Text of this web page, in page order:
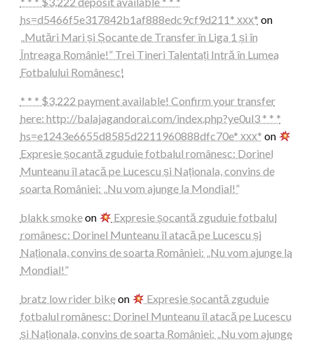
hs=d5466f5e317842b1af888edc9cf9d211* ххх* on
„Mutări Mari și Șocante de Transfer în Liga 1 și în
Întreaga Românie!” Trei Tineri Talentați Intră în Lumea
Fotbalului Românesc!
* * * $3,222 payment available! Confirm your transfer
here: http://balajagandorai.com/index.php?ye0ul3 * * *
hs=e1243e6655d8585d2211960888dfc70e* ххх* on
Expresie șocantă zguduie fotbalul românesc: Dorinel
Munteanu îl atacă pe Lucescu și Naționala, convins de
soarta României: „Nu vom ajunge la Mondial!”
blakk smokeon
Expresie șocantă zguduie fotbalul
românesc: Dorinel Munteanu îl atacă pe Lucescu și
Naționala, convins de soarta României: „Nu vom ajunge la
Mondial!”
bratz low rider bikeon
Expresie șocantă zguduie
fotbalul românesc: Dorinel Munteanu îl atacă pe Lucescu
și Naționala, convins de soarta României: „Nu vom ajunge